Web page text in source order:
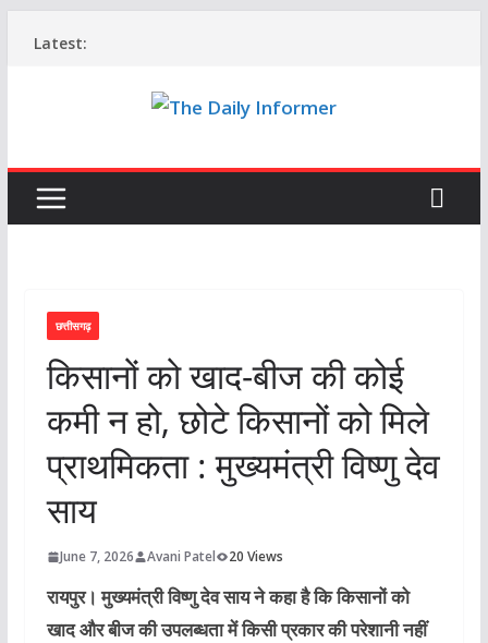
Latest:
छत्तीसगढ़
किसानों को खाद-बीज की कोई
कमी न हो, छोटे किसानों को मिले
प्राथमिकता : मुख्यमंत्री विष्णु देव
साय
June 7, 2026 Avani Patel 20 Views
रायपुर। मुख्यमंत्री विष्णु देव साय ने कहा है कि किसानों को
खाद और बीज की उपलब्धता में किसी प्रकार की परेशानी नहीं